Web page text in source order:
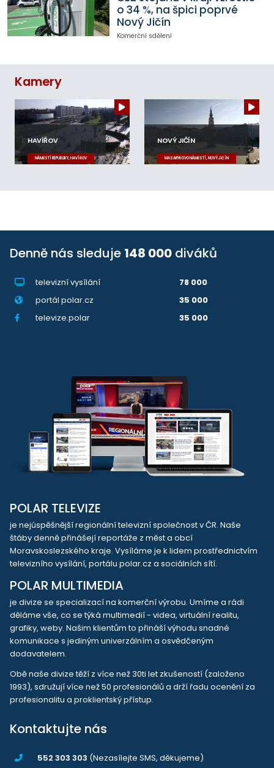
o 34 %, na špici poprvé
Nový Jičín
Komerční sdělení
Kamery
HAVÍŘOV
NÁMĚSTÍ REPUBLIKY, HAVÍŘOV
NOVÝ JIČÍN
MASARYKOVO NÁMĚSTÍ, NOVÝ JIČÍN
Denně nás sleduje 148 000 diváků
televizní vysílání
78 000
portál polar.cz
35 000
televize.polar
35 000
POLAR TELEVIZE
je nejúspěšnější regionální televizní společnost v ČR. Naše
štáby denně přinášejí reportáže z měst a obcí
Moravskoslezského kraje. Vysíláme je k lidem prostřednictvím
televizního vysílání, portálu polar.cz a sociálních sítí.
POLAR MULTIMEDIA
je divize se specializací na komerční výrobu. Umíme a rádi
děláme vše, co se týká multimedií - videa, virtuální realitu,
grafiky, weby. Našim klientům to přináší výhodu snadné
komunikace s jediným univerzálním a osvědčeným
dodavatelem.
Obě naše divize těží z více než 30ti let zkušeností (založeno
1993), sdružují více než 50 profesionálů a drží řadu ocenění za
profesionalitu a proklientský přístup.
Kontaktujte nás
552 303 303 (Nezasílejte SMS, děkujeme)